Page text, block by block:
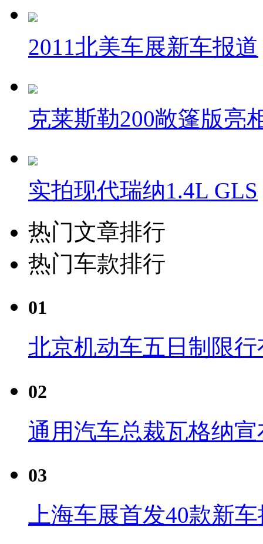
2011北美车展新车报道
克莱斯勒200敞篷版亮
实拍现代瑞纳1.4L GLS
热门文章排行
热门车款排行
01
北京机动车五日制限
02
通用汽车总裁瓦格纳
03
上海车展首发40款新